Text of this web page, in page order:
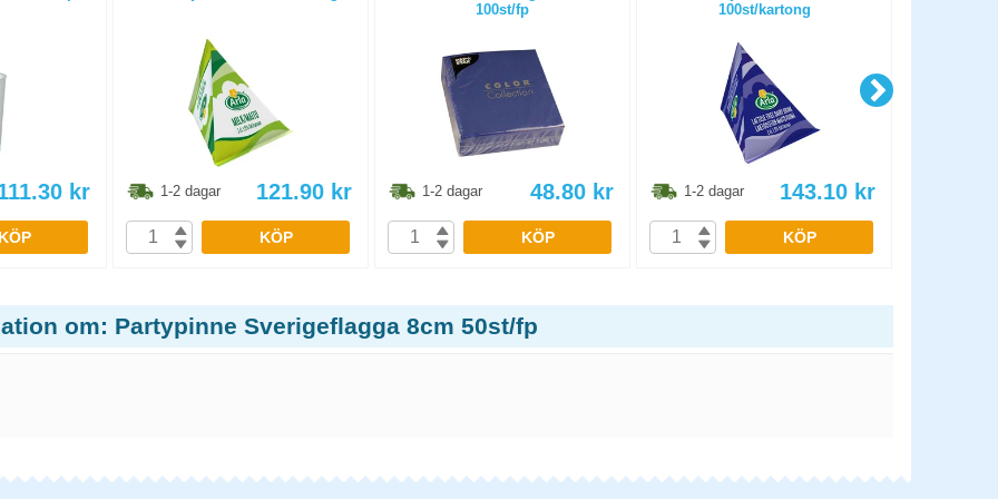
kr
KÖP
1-2 dagar 121.90 kr
KÖP
100st/fp
1-2 dagar 48.80 kr
KÖP
100st/kartong
1-2 dagar 143.10 kr
KÖP
om: Partypinne Sverigeflagga 8cm 50st/fp